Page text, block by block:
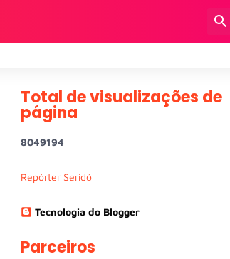
Total de visualizações de
página
8049194
Repórter Seridó
Tecnologia do Blogger
Parceiros